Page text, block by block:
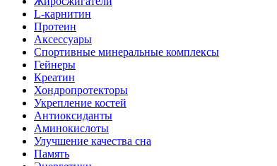
L-карнитин
Протеин
Аксессуары
Спортивные минеральные комплексы
Гейнеры
Креатин
Хондропротекторы
Укрепление костей
Антиоксиданты
Аминокислоты
Улучшение качества сна
Память